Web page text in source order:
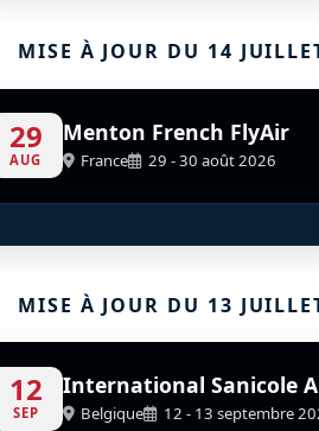
MISE À JOUR DU 14
29
AUG
Menton French FlyAir
France 29 - 30 août 2026
D
Patrouille De France
MISE À JOUR DU 13
12
SEP
International Sanicole
Belgique 12 - 13 septembre